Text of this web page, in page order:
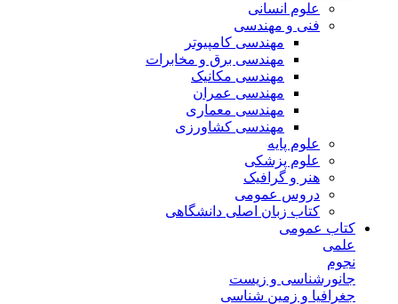
علوم انسانی
فنی و مهندسی
مهندسی کامپیوتر
مهندسی برق و مخابرات
مهندسی مکانیک
مهندسی عمران
مهندسی معماری
مهندسی کشاورزی
علوم پایه
علوم پزشکی
هنر و گرافیک
دروس عمومی
کتاب زبان اصلی دانشگاهی
کتاب عمومی
علمی
نجوم
جانورشناسی و زیست
جغرافیا و زمین شناسی